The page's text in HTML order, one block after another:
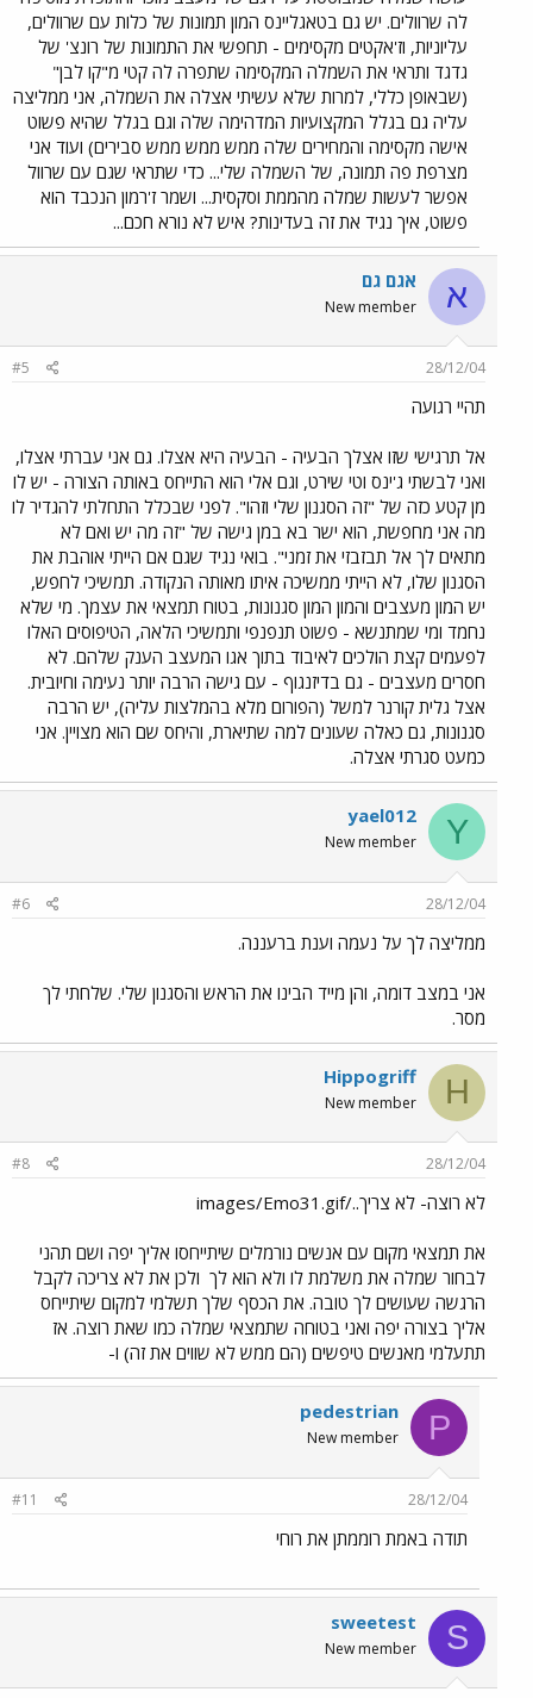
לה שרוולים. יש גם בטאגליינס המון תמונות של כלות עם שרוולים,
עליוניות, וז'אקטים מקסימים - תחפשי את התמונות של רונצ' של
גדגד ותראי את השמלה המקסימה שתפרה לה קטי מ"קו לבן"
(שבאופן כללי, למרות שלא עשיתי אצלה את השמלה, אני ממליצה
עליה גם בגלל המקצועיות המדהימה שלה וגם בגלל שהיא פשוט
אישה מקסימה והמחירים שלה ממש ממש ממש סבירים) ועוד אני
מצרפת פה תמונה, של השמלה שלי... כדי שתראי שגם עם שרוול
אפשר לעשות שמלה מהממת וסקסית... ושמר ז'רמון הנכבד הוא
פשוט, איך נגיד את זה בעדינות? איש לא נורא חכם...
א אגם גם
New member
28/12/04
#5
תהיי רגועה
אל תרגישי שזו אצלך הבעיה - הבעיה היא אצלו. גם אני עברתי אצלו,
ואני לבשתי ג'ינס וטי שירט, וגם אלי הוא התייחס באותה הצורה - יש לו
מן קטע כזה של "זה הסגנון שלי וזהו". לפני שבכלל התחלתי להגדיר לו
מה אני מחפשת, הוא ישר בא במן גישה של "זה מה יש ואם לא
מתאים לך אל תבזבזי את זמני". בואי נגיד שגם אם הייתי אוהבת את
הסגנון שלו, לא הייתי ממשיכה איתו מאותה הנקודה. תמשיכי לחפש,
יש המון מעצבים והמון המון סגנונות, בטוח תמצאי את עצמך. מי שלא
נחמד ומי שמתנשא - פשוט תנפנפי ותמשיכי הלאה, הטיפוסים האלו
לפעמים קצת הולכים לאיבוד בתוך אגו המעצב הענק שלהם. לא
חסרים מעצבים - גם בדיזנגוף - עם גישה הרבה יותר נעימה וחיובית.
אצל גלית קורנר למשל (הפורום מלא בהמלצות עליה), יש הרבה
סגנונות, גם כאלה שעונים למה שתיארת, והיחס שם הוא מצויין. אני
כמעט סגרתי אצלה.
Y
yael012
New member
28/12/04
#6
ממליצה לך על נעמה וענת ברעננה.
אני במצב דומה, והן מייד הבינו את הראש והסגנון שלי. שלחתי לך
מסר.
H
Hippogriff
New member
28/12/04
#8
לא רוצה- לא צריך../images/Emo31.gif
את תמצאי מקום עם אנשים נורמלים שיתייחסו אליך יפה ושם תהני
לבחור שמלה את משלמת לו ולא הוא לך ולכן את לא צריכה לקבל
הרגשה שעושים לך טובה. את הכסף שלך תשלמי למקום שיתייחס
אליך בצורה יפה ואני בטוחה שתמצאי שמלה כמו שאת רוצה. אז
תתעלמי מאנשים טיפשים (הם ממש לא שווים את זה) ו-
P
pedestrian
New member
28/12/04
#11
תודה באמת רוממתן את רוחי
S
sweetest
New member